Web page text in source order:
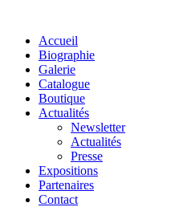
Accueil
Biographie
Galerie
Catalogue
Boutique
Actualités
Newsletter
Actualités
Presse
Expositions
Partenaires
Contact